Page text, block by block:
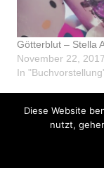
Götterblut – Stella
November 22, 2017
In
Mein
The Burning
Diese Website
nutzt,